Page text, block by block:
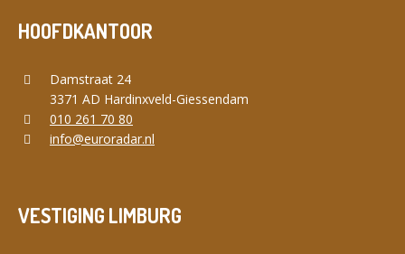
HOOFDKANTOOR
Damstraat 24
3371 AD Hardinxveld-Giessendam
010 261 70 80
info@euroradar.nl
VESTIGING LIMBURG